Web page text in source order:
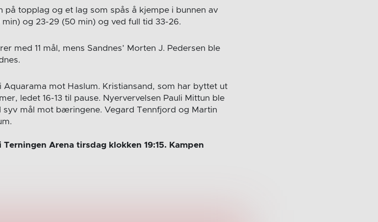
på topplag og et lag som spås å kjempe i bunnen av
min) og 23-29 (50 min) og ved full tid 33-26.
med 11 mål, mens Sandnes’ Morten J. Pedersen ble
Aquarama mot Haslum. Kristiansand, som har byttet ut
ledet 16-13 til pause. Nyervervelsen Pauli Mittun ble
syv mål mot bæringene. Vegard Tennfjord og Martin
Arena tirsdag klokken 19:15. Kampen